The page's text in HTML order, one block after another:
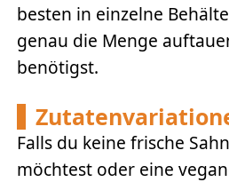
besten in einzelne
genau die Menge
benötigst.
Falls du keine frische
möchtest oder eine